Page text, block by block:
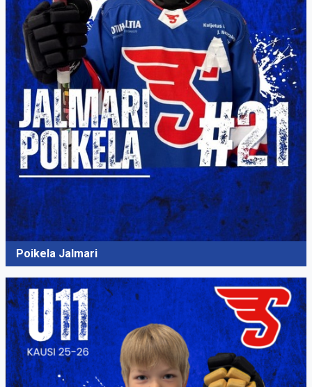
Poikela Jalmari